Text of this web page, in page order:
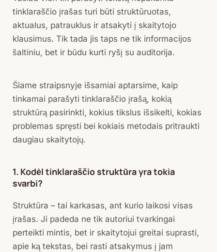
tinklaraščio įrašas turi būti struktūruotas,
aktualus, patrauklus ir atsakyti į skaitytojo
klausimus. Tik tada jis taps ne tik informacijos
šaltiniu, bet ir būdu kurti ryšį su auditorija.
Šiame straipsnyje išsamiai aptarsime, kaip
tinkamai parašyti tinklaraščio įrašą, kokią
struktūrą pasirinkti, kokius tikslus išsikelti, kokias
problemas spręsti bei kokiais metodais pritraukti
daugiau skaitytojų.
1. Kodėl tinklaraščio struktūra yra tokia
svarbi?
Struktūra – tai karkasas, ant kurio laikosi visas
įrašas. Ji padeda ne tik autoriui tvarkingai
perteikti mintis, bet ir skaitytojui greitai suprasti,
apie ką tekstas, bei rasti atsakymus į jam